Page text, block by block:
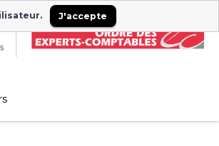
J'accepte